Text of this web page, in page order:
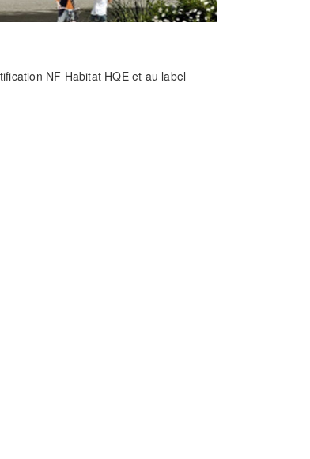
NF Habitat HQE et au label